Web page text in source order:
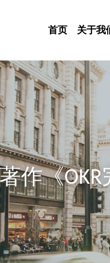
首页 关于我
作《